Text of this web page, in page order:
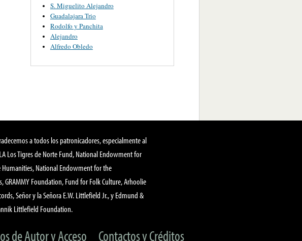
S. Miguelito Alejandro
Guadalajara Trio
Rodolfo y Panchita
Alejandro
Alfredo Obledo
a todos los patronicadores, especialmente al
Los Tigres de Norte Fund, National Endowment for
Humanities, National Endowment for the
GRAMMY Foundation, Fund for Folk Culture, Arhoolie
Señor y la Señora E.W. Littlefield Jr., y Edmund &
Littlefield Foundation.
de Autor y Acceso Contactos y Créditos